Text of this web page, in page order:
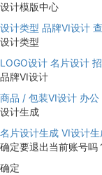
设计模版中心
设计类型 品牌VI设计
设计类型
LOGO设计 名片设计
品牌VI设计
商品 / 包装VI设计 办
设计生成
名片设计生成 VI设计生
确定要退出当前账号吗
确定